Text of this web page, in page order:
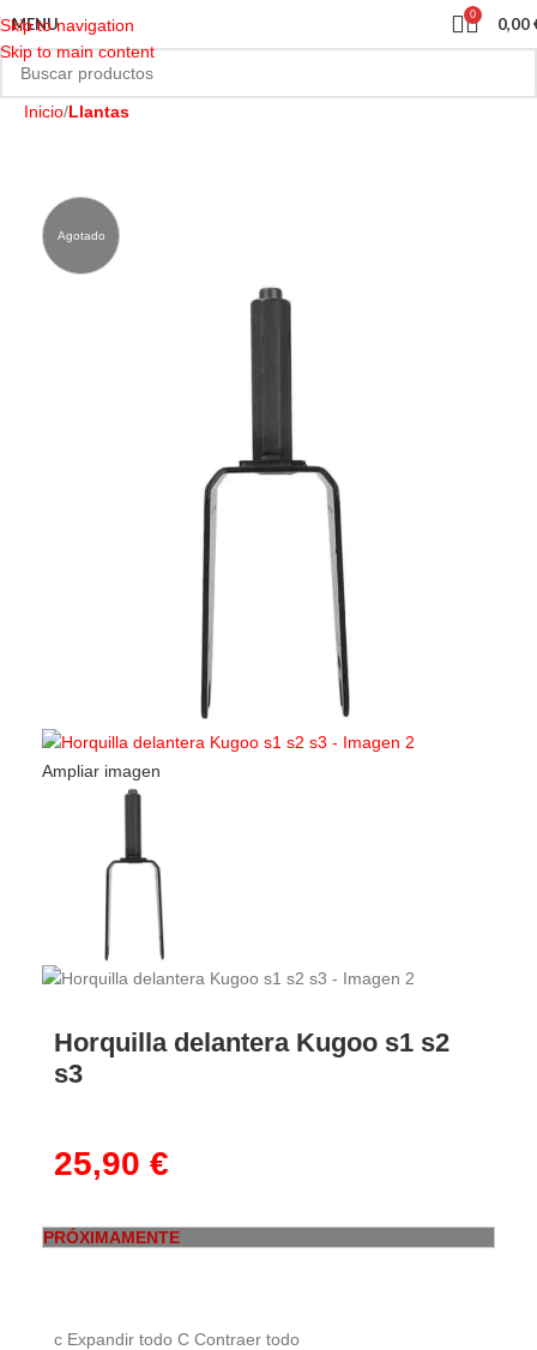
Skip to navigation
Skip to main content
MENU 0 0,00
Inicio Llantas
Agotado
Horquilla delantera Kugoo s1 s2
s3
25,90 €
c Expandir todo C Contraer todo
PRÓXIMAMENTE